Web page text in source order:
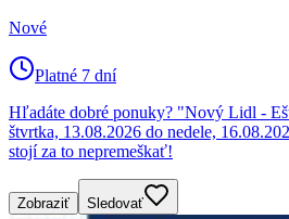
Nové
Platné 7 dní
Hľadáte dobré ponuky? "Nový Lidl -
štvrtka, 13.08.2026 do nedele,
stojí za to nepremeškať!
Zobraziť Sledovať